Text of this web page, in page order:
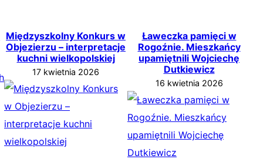
Międzyszkolny Konkurs w
Objezierzu – interpretacje
kuchni wielkopolskiej
17 kwietnia 2026
Ławeczka pamięci w
Rogoźnie. Mieszkańcy
upamiętnili Wojciechę
Dutkiewicz
16 kwietnia 2026